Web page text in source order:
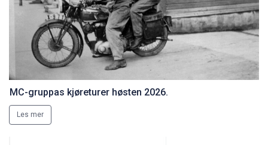
MC-gruppas kjøreturer høsten 2026.
Les mer